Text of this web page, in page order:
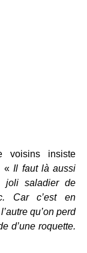
voisins insiste
: «Il faut là aussi
joli saladier de
Car c’est en
qu’on perd
d’une roquette.